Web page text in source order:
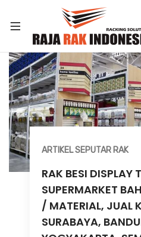
ARTIKEL SEPUTAR RAK
RAK BESI DISPLAY
SUPERMARKET
/ MATERIAL, JUAL
SURABAYA,